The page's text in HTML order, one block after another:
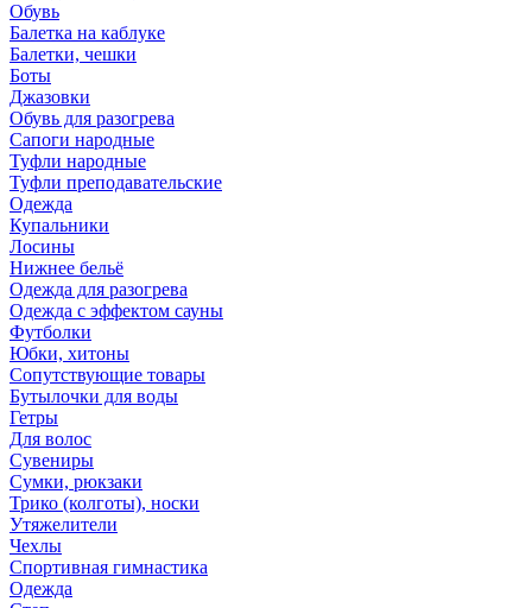
Обувь
Балетка на каблуке
Балетки, чешки
Боты
Джазовки
Обувь для разогрева
Сапоги народные
Туфли народные
Туфли преподавательские
Одежда
Купальники
Лосины
Нижнее бельё
Одежда для разогрева
Одежда с эффектом сауны
Футболки
Юбки, хитоны
Сопутствующие товары
Бутылочки для воды
Гетры
Для волос
Сувениры
Сумки, рюкзаки
Трико (колготы), носки
Утяжелители
Чехлы
Спортивная гимнастика
Одежда